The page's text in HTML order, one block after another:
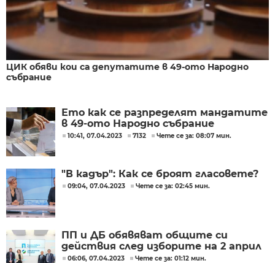
ЦИК обяви кои са депутатите в 49-ото Народно
събрание
Ето как се разпределят мандатите
в 49-ото Народно събрание
10:41, 07.04.2023 7132 Чете се за: 08:07 мин.
"В кадър": Как се броят гласовете?
09:04, 07.04.2023 Чете се за: 02:45 мин.
ПП и ДБ обявяват общите си
действия след изборите на 2 април
06:06, 07.04.2023 Чете се за: 01:12 мин.